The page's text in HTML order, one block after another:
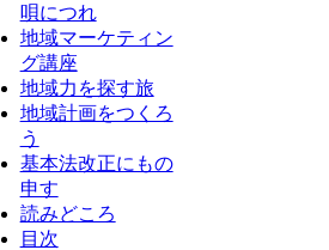
唄につれ
地域マーケティン
グ講座
地域力を探す旅
地域計画をつくろ
う
基本法改正にもの
申す
読みどころ
目次